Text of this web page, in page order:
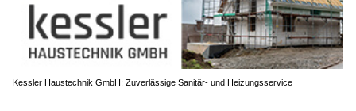
Kessler Haustechnik GmbH: Zuverlässige Sanitär- und Heizungsservice